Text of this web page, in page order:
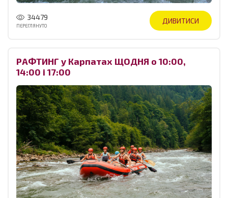
34479
ПЕРЕГЛЯНУТО
ДИВИТИСИ
РАФТИНГ у Карпатах ЩОДНЯ о 10:00,
14:00 і 17:00